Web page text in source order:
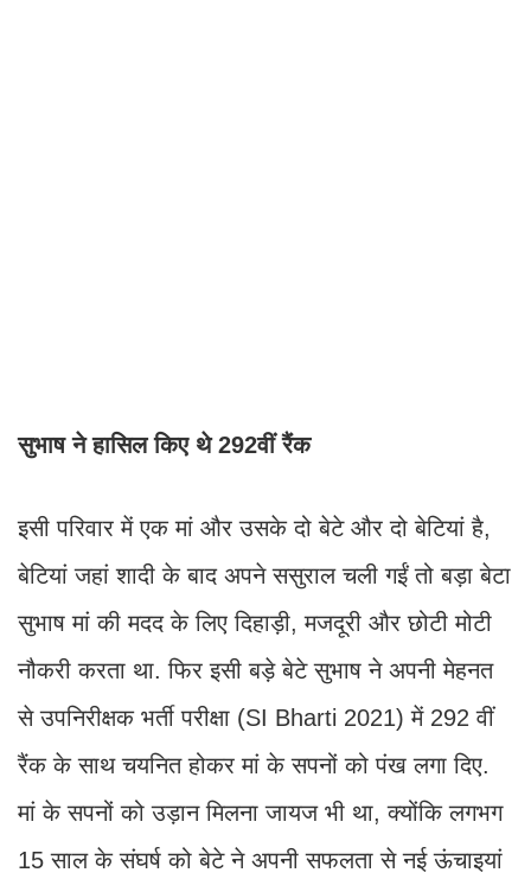
सुभाष ने हासिल किए थे 292वीं रैंक
इसी परिवार में एक मां और उसके दो बेटे और दो बेटियां है,
बेटियां जहां शादी के बाद अपने ससुराल चली गईं तो बड़ा बेटा
सुभाष मां की मदद के लिए दिहाड़ी, मजदूरी और छोटी मोटी
नौकरी करता था. फिर इसी बड़े बेटे सुभाष ने अपनी मेहनत
से उपनिरीक्षक भर्ती परीक्षा (SI Bharti 2021) में 292 वीं
रैंक के साथ चयनित होकर मां के सपनों को पंख लगा दिए.
मां के सपनों को उड़ान मिलना जायज भी था, क्योंकि लगभग
15 साल के संघर्ष को बेटे ने अपनी सफलता से नई ऊंचाइयां